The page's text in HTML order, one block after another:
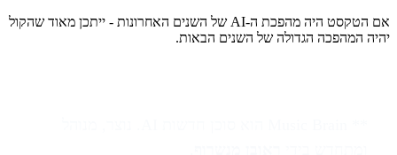
אם הטקסט היה מהפכת ה-AI של השנים האחרונות - ייתכן מאוד שהקול
יהיה המהפכה הגדולה של השנים הבאות.